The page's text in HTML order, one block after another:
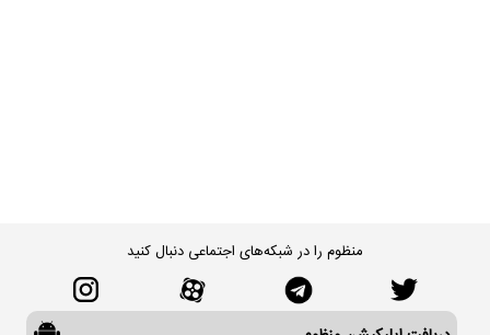
منظوم را در شبکه‌های اجتماعی دنبال کنید